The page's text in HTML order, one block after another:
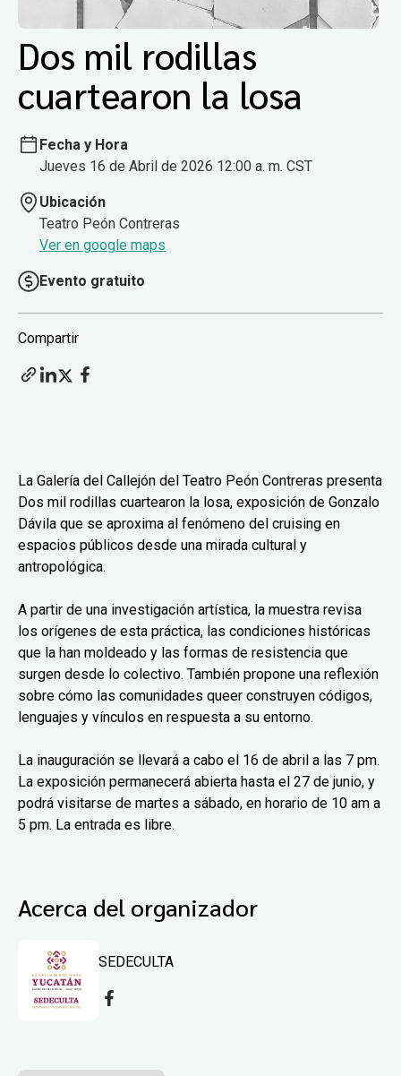
Dos mil rodillas
cuartearon la losa
Fecha y Hora
Jueves 16 de Abril de 2026 12:00 a. m. CST
Ubicación
Teatro Peón Contreras
Ver en google maps
Evento gratuito
Compartir
La Galería del Callejón del Teatro Peón Contreras presenta
Dos mil rodillas cuartearon la losa, exposición de Gonzalo
Dávila que se aproxima al fenómeno del cruising en
espacios públicos desde una mirada cultural y
antropológica.
A partir de una investigación artística, la muestra revisa
los orígenes de esta práctica, las condiciones históricas
que la han moldeado y las formas de resistencia que
surgen desde lo colectivo. También propone una reflexión
sobre cómo las comunidades queer construyen códigos,
lenguajes y vínculos en respuesta a su entorno.
La inauguración se llevará a cabo el 16 de abril a las 7 pm.
La exposición permanecerá abierta hasta el 27 de junio, y
podrá visitarse de martes a sábado, en horario de 10 am a
5 pm. La entrada es libre.
Acerca del organizador
SEDECULTA